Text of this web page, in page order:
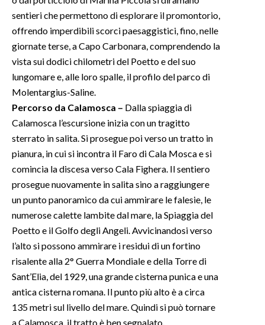
sentieri che permettono di esplorare il promontorio,
offrendo imperdibili scorci paesaggistici, fino, nelle
giornate terse, a Capo Carbonara, comprendendo la
vista sui dodici chilometri del Poetto e del suo
lungomare e, alle loro spalle, il profilo del parco di
Molentargius-Saline.
Percorso da Calamosca – Dalla spiaggia di
Calamosca l’escursione inizia con un tragitto
sterrato in salita. Si prosegue poi verso un tratto in
pianura, in cui si incontra il Faro di Cala Mosca e si
comincia la discesa verso Cala Fighera. Il sentiero
prosegue nuovamente in salita sino a raggiungere
un punto panoramico da cui ammirare le falesie, le
numerose calette lambite dal mare, la Spiaggia del
Poetto e il Golfo degli Angeli. Avvicinandosi verso
l’alto si possono ammirare i residui di un fortino
risalente alla 2° Guerra Mondiale e della Torre di
Sant’Elia, del 1929, una grande cisterna punica e una
antica cisterna romana. Il punto più alto è a circa
135 metri sul livello del mare. Quindi si può tornare
a Calamosca, il tratto è ben segnalato.